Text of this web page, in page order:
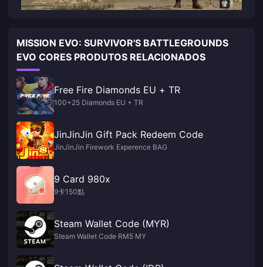
MISSION EVO: SURVIVOR'S BATTLEGROUNDS
EVO CORES PRODUTOS RELACIONADOS
Free Fire Diamonds EU + TR
100+25 Diamonds EU + TR
JinJinJin Gift Pack Redeem Code
JinJinJin Firework Experence BAG
9 Card 980x
9卡150點
Steam Wallet Code (MYR)
Steam Wallet Code RM5 MY